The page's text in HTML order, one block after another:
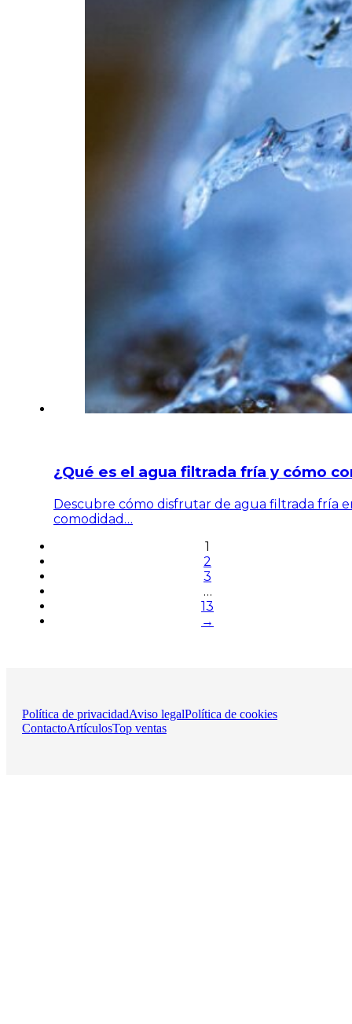
¿Qué es el agua filtrada fría y cómo
Descubre cómo disfrutar de agua filtrada fría
comodidad…
1
2
3
…
13
→
Política de privacidadAviso legalPolítica de cookies
ContactoArtículosTop ventas